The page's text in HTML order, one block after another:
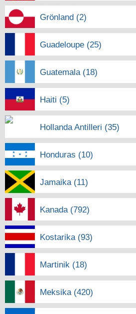
Grönland (2)
Guadeloupe (25)
Guatemala (18)
Haiti (5)
Hollanda Antilleri (35)
Honduras (10)
Jamaika (11)
Kanada (792)
Kostarika (93)
Martinik (18)
Meksika (420)